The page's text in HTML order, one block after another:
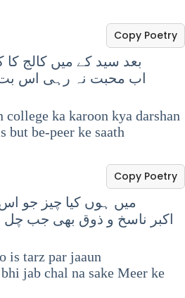
بعد سید کے میں کالج
اب محبت نہ رہی اس بت
Copy Poetry
college ka karoon kya darshan
but be-peer ke saath
میں ہوں کیا چیز جو
اکبر ناسخ و ذوق بھی جب
Copy Poetry
is tarz par jaaun
jab chal na sake Meer ke